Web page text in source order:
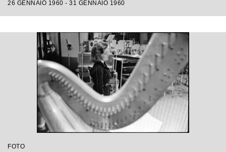
26 GENNAIO 1960 - 31 GENNAIO 1960
FOTO